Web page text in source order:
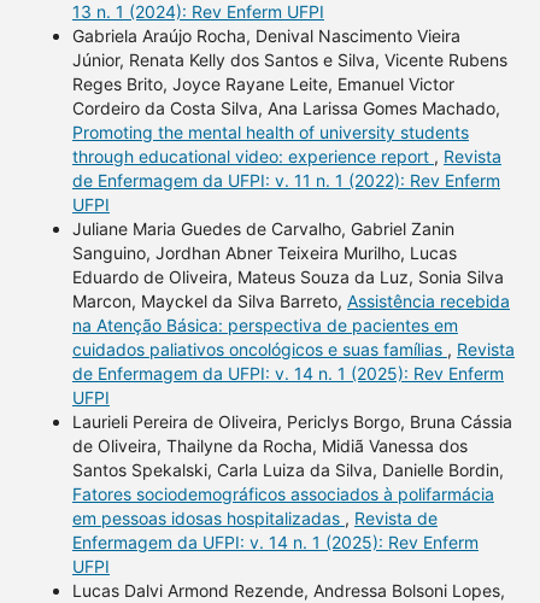
13 n. 1 (2024): Rev Enferm UFPI
Gabriela Araújo Rocha, Denival Nascimento Vieira
Júnior, Renata Kelly dos Santos e Silva, Vicente Rubens
Reges Brito, Joyce Rayane Leite, Emanuel Victor
Cordeiro da Costa Silva, Ana Larissa Gomes Machado,
Promoting the mental health of university students
through educational video: experience report , Revista
de Enfermagem da UFPI: v. 11 n. 1 (2022): Rev Enferm
UFPI
Juliane Maria Guedes de Carvalho, Gabriel Zanin
Sanguino, Jordhan Abner Teixeira Murilho, Lucas
Eduardo de Oliveira, Mateus Souza da Luz, Sonia Silva
Marcon, Mayckel da Silva Barreto, Assistência recebida
na Atenção Básica: perspectiva de pacientes em
cuidados paliativos oncológicos e suas famílias , Revista
de Enfermagem da UFPI: v. 14 n. 1 (2025): Rev Enferm
UFPI
Laurieli Pereira de Oliveira, Periclys Borgo, Bruna Cássia
de Oliveira, Thailyne da Rocha, Midiã Vanessa dos
Santos Spekalski, Carla Luiza da Silva, Danielle Bordin,
Fatores sociodemográficos associados à polifarmácia
em pessoas idosas hospitalizadas , Revista de
Enfermagem da UFPI: v. 14 n. 1 (2025): Rev Enferm
UFPI
Lucas Dalvi Armond Rezende, Andressa Bolsoni Lopes,